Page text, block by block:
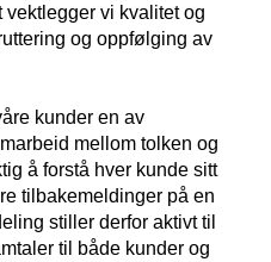
vi kvalitet og
og oppfølging av
kunder en av
mellom tolken og
å forstå hver kunde sitt
tilbakemeldinger på en
stiller derfor aktivt til
til både kunder og